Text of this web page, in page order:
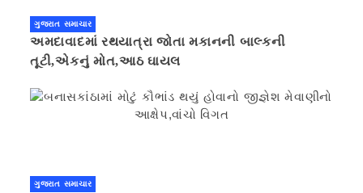
ગુજરાત સમાચાર
અમદાવાદમાં રથયાત્રા જોતા મકાનની બાલ્કની
તૂટી,એકનું મોત,આઠ ઘાયલ
ગુજરાત સમાચાર